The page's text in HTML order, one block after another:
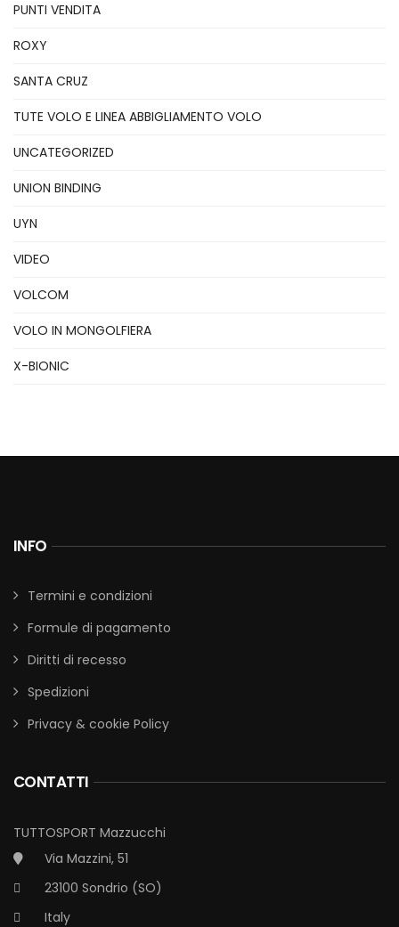
PUNTI VENDITA
ROXY
SANTA CRUZ
TUTE VOLO E LINEA ABBIGLIAMENTO VOLO
UNCATEGORIZED
UNION BINDING
UYN
VIDEO
VOLCOM
VOLO IN MONGOLFIERA
X-BIONIC
INFO
Termini e condizioni
Formule di pagamento
Diritti di recesso
Spedizioni
Privacy & cookie Policy
CONTATTI
TUTTOSPORT Mazzucchi
Via Mazzini, 51
23100 Sondrio (SO)
Italy